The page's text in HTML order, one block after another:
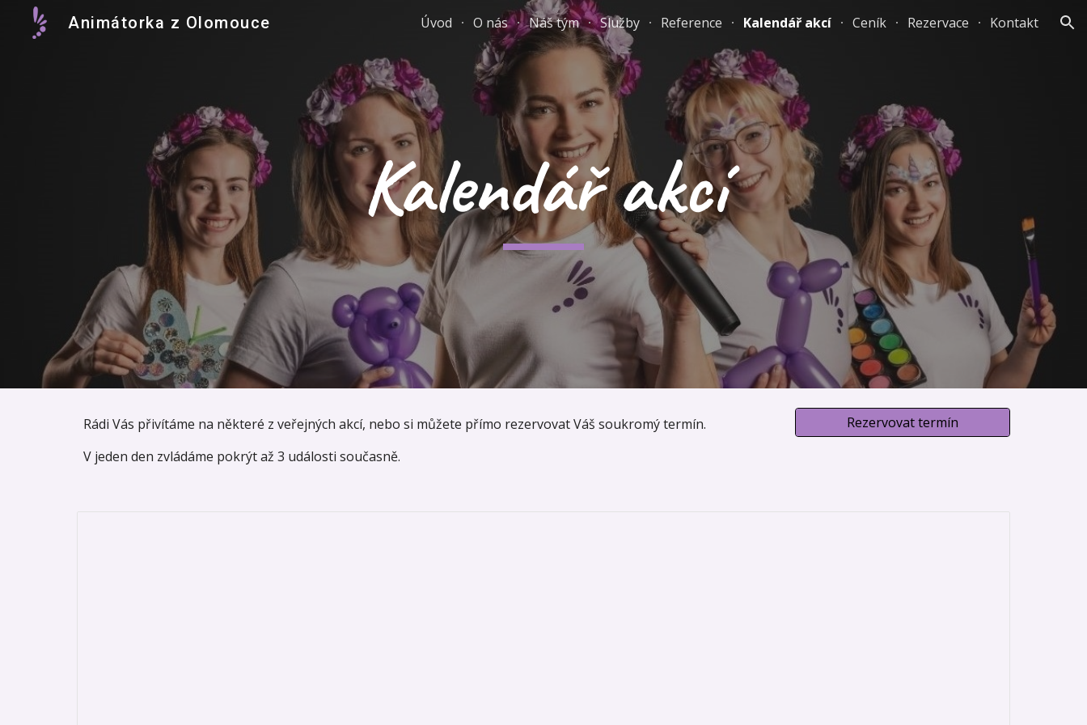
Skip to main content Skip to navigation
Animátorka z Olomouce Úvod O nás Náš tým Služby Reference Kalendář akcí Ceník Rezervace Kontakt
Kalendář akcí
Rádi Vás přivítáme na některé z veřejných akcí, nebo si můžete přímo rezervovat Váš soukromý termín.
V jeden den zvládáme pokrýt až 3 události současně.
Rezervovat termín